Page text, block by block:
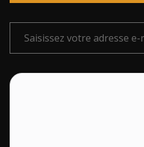
Saisissez votre adresse e-mail…